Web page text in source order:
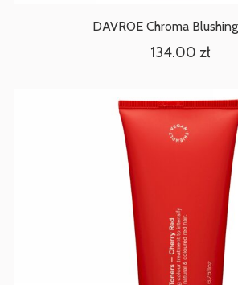
DAVROE Chroma
134.00 zł